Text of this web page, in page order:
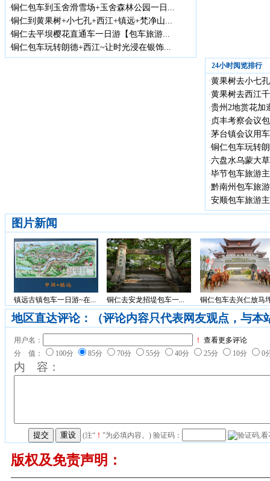
·铜仁包车到玉舍滑雪场+玉舍森林公园一日...
·铜仁到黄果树+小七孔+西江+镇远+梵净山...
·铜仁去平坝樱花直通车一日游【包车旅游...
·铜仁包车玩转朗德+西江~让时光浸在银饰...
24小时阅览排行
·黄果树去小七
·黄果树去西江
·贵州2地赏花加
· 贞丰考察会议
·茅台镇会议用
·铜仁包车玩转
·六盘水乌蒙大
·毕节包车旅游
·黔南州包车旅
·安顺包车旅游
图片新闻
镇远古镇包车一日游~在... 铜仁去安龙招堤包车一... 铜仁包车去兴仁放马
地区直达评论：（评论内容只代表网友观点，与本
用户名： ！ 查看更多评论
分 值：
100分 85分 70分 55分 40分 25分 10分 0
内 容：
(注“ ！ ”为必填内容。) 验证码：
版权及免责声明：